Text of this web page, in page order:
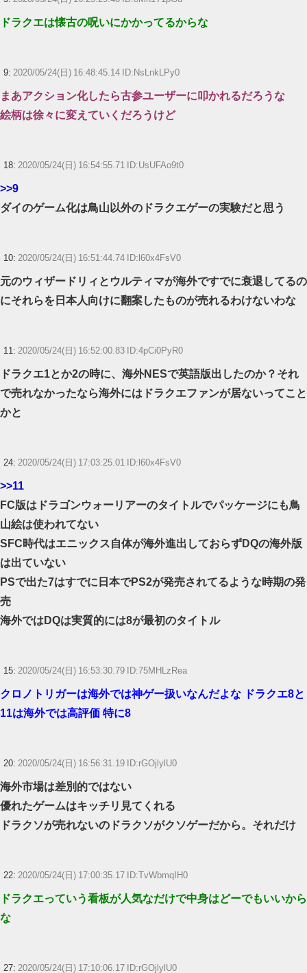
ドラクエは懐古の呪いにかかってるからな
9: 2020/05/24(日) 16:48:45.14 ID:NsLnkLPy0
まあアクション化したら古参ユーザーに叩かれるだろうな
絵柄は徐々に変えていくだろうけど
18: 2020/05/24(日) 16:54:55.71 ID:UsUFAo9t0
>>9
ダイのゲーム化は鳥山以外のドラクエゲーの実験だと思う
10: 2020/05/24(日) 16:51:44.74 ID:l60x4FsV0
元のウィザードリィとウルティマが海外ですでに衰退してるの
にそれらを日本人向けに翻案したものが売れるわけないわな
11: 2020/05/24(日) 16:52:00.83 ID:4pCi0PyR0
ドラクエ1とか2の時に、海外NESで英語版出したのか？それ
で売れなかったなら海外にはドラクエファンが居ないってこと
かと
24: 2020/05/24(日) 17:03:25.01 ID:l60x4FsV0
>>11
FC版はドラゴンウォーリアーのタイトルでパッケージにも鳥
山絵は使われてない
SFC時代はエニックス自体が海外進出しておらずDQの海外版
は出ていない
PSで出た7はすでに日本でPS2が発売されてるような時期の発
売
海外ではDQは実質的には8が最初のタイトル
15: 2020/05/24(日) 16:53:30.79 ID:75MHLzRea
クロノトリガーは海外では神ゲー扱いなんだよな ドラクエ8と
11は海外では高評価 特に8
20: 2020/05/24(日) 16:56:31.19 ID:rGOjlylU0
海外市場は差別的ではない
優れたゲームはキッチリ見てくれる
ドラクソが売れないのドラクソがクソゲーだから。それだけ
22: 2020/05/24(日) 17:00:35.17 ID:TvWbmqIH0
ドラクエっていう看板が人気なだけで中身はどーでもいいから
な
27: 2020/05/24(日) 17:10:06.17 ID:rGOjlylU0